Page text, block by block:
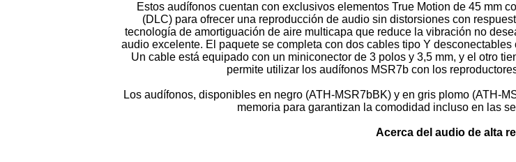
Estos audífonos cuentan con exclusivos elementos True Motion de 45 mm
(DLC) para ofrecer una reproducción de audio sin distorsiones con
tecnología de amortiguación de aire multicapa que reduce la vibración no
audio excelente. El paquete se completa con dos cables tipo Y
Un cable está equipado con un miniconector de 3 polos y 3,5 mm, y el otro
permite utilizar los audífonos MSR7b con los
Los audífonos, disponibles en negro (ATH-MSR7bBK) y en gris plomo (ATH-
memoria para garantizan la comodidad incluso en las
Acerca del audio de alta